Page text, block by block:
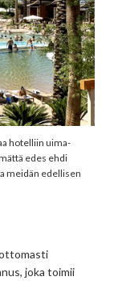
hotelliin uima-
edes ehdi
meidän edellisen
joka toimii